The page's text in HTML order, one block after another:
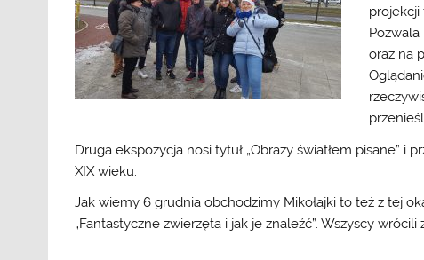
projekcji
oraz na
Druga ekspozycja nosi tytuł „Obrazy światłem pisane” i
XIX wieku.
Jak wiemy 6 grudnia obchodzimy Mikołajki to też z tej
„Fantastyczne zwierzęta i jak je znaleźć”. Wszyscy wrócili